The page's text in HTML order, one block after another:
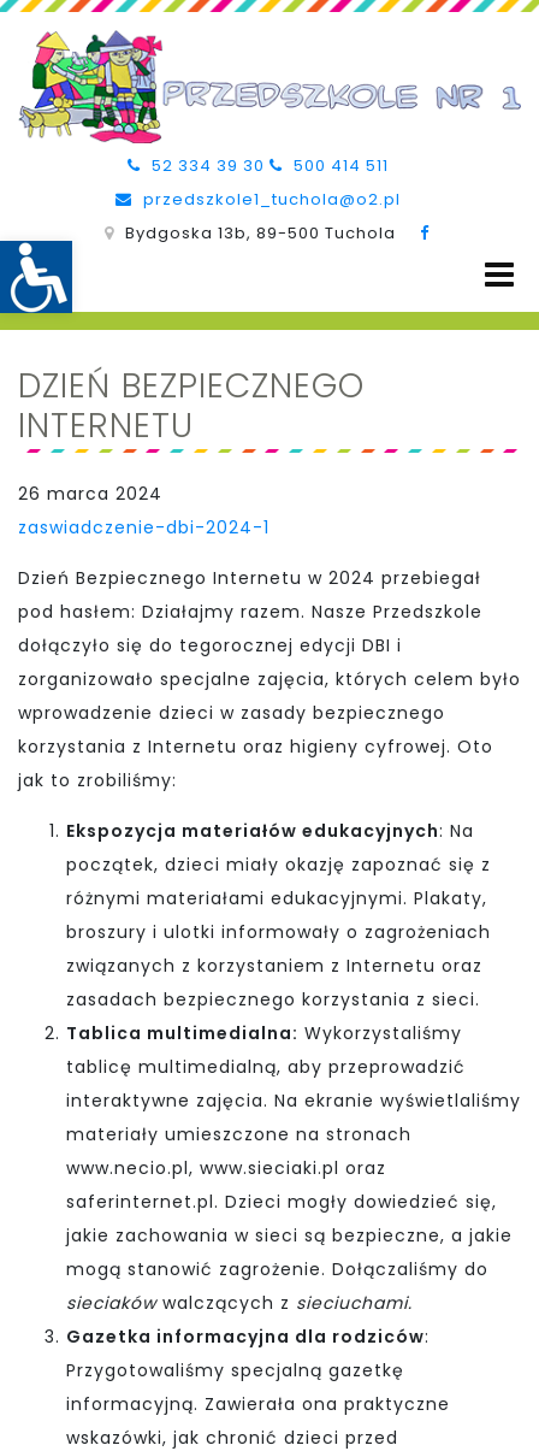
52 334 39 30
500 414 511
przedszkole1_tuchola@o2.pl
Bydgoska 13b, 89-500 Tuchola
DZIEŃ BEZPIECZNEGO
INTERNETU
26 marca 2024
zaswiadczenie-dbi-2024-1
Dzień Bezpiecznego Internetu w 2024 przebiegał
pod hasłem: Działajmy razem. Nasze Przedszkole
dołączyło się do tegorocznej edycji DBI i
zorganizowało specjalne zajęcia, których celem było
wprowadzenie dzieci w zasady bezpiecznego
korzystania z Internetu oraz higieny cyfrowej. Oto
jak to zrobiliśmy:
Ekspozycja materiałów edukacyjnych: Na
początek, dzieci miały okazję zapoznać się z
różnymi materiałami edukacyjnymi. Plakaty,
broszury i ulotki informowały o zagrożeniach
związanych z korzystaniem z Internetu oraz
zasadach bezpiecznego korzystania z sieci.
Tablica multimedialna: Wykorzystaliśmy
tablicę multimedialną, aby przeprowadzić
interaktywne zajęcia. Na ekranie wyświetlaliśmy
materiały umieszczone na stronach
www.necio.pl, www.sieciaki.pl oraz
saferinternet.pl. Dzieci mogły dowiedzieć się,
jakie zachowania w sieci są bezpieczne, a jakie
mogą stanowić zagrożenie. Dołączaliśmy do
sieciakówwalczących z sieciuchami.
Gazetka informacyjna dla rodziców:
Przygotowaliśmy specjalną gazetkę
informacyjną. Zawierała ona praktyczne
wskazówki, jak chronić dzieci przed